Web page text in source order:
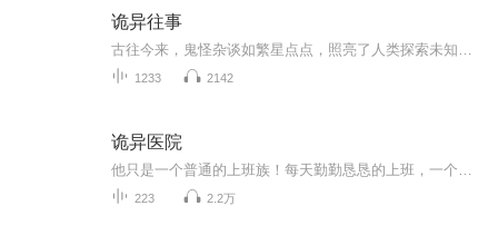
诡异往事
1233 2142
诡异医院
223 2.2万